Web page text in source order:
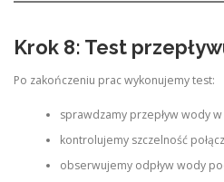
Krok 8: Test
Po zakończeniu prac wykonujemy test:
sprawdzamy przepływ wody w
kontrolujemy szczelność
obserwujemy odpływ wody